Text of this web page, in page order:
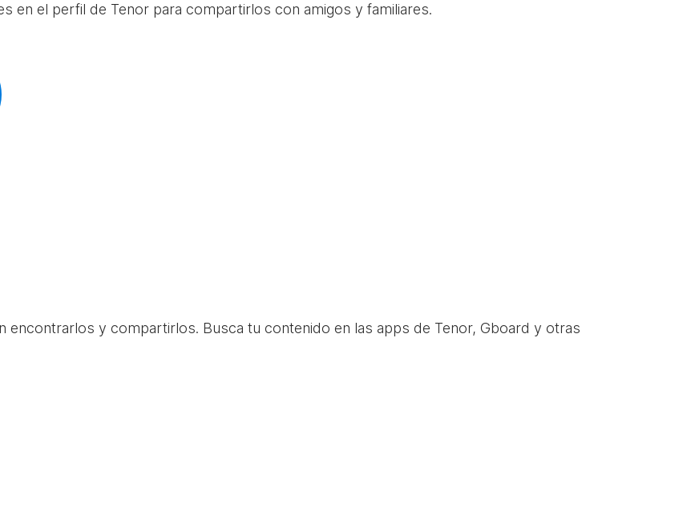
en el perfil de Tenor para compartirlos con amigos y familiares.
encontrarlos y compartirlos. Busca tu contenido en las apps de Tenor, Gboard y otras